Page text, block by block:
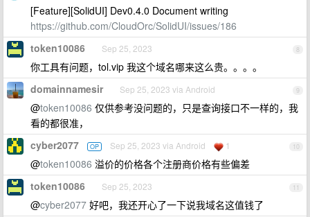
[Feature][SolidUI] Dev0.4.0 Document writing
https://github.com/CloudOrc/SolidUI/issues/186
8
token10086 Sep 25, 2023
你工具有问题，tol.vip 我这个域名哪来这么贵。。。。
9
domainnamesir Sep 25, 2023 via Android
@token10086 仅供参考没问题的，只是查询接口不一样的，我
看的都很准，
10
cyber2077 OP Sep 25, 2023 via Android 1
@token10086 溢价的价格各个注册商价格有些偏差
11
token10086 Sep 25, 2023
@cyber2077 好吧，我还开心了一下说我域名这值钱了